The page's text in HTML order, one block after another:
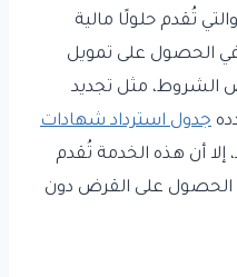
تُقدم حلولًا مالية
في الحصول على تمويل
مثل تجديد
جدول استرداد شهادات
أن هذه الخدمة تُقدم
الحصول على القرض دون